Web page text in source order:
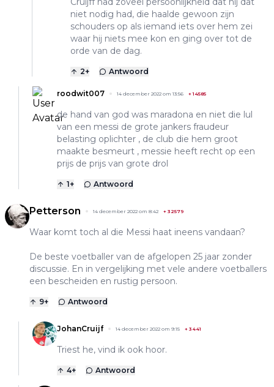
niet nodig had, die haalde gewoon zijn
schouders op als iemand iets over hem zei
waar hij niets mee kon en ging over tot de
orde van de dag.
2+ Antwoord
roodwit007 14 december 2022 om 13:56 +14585
de hand van god was maradona en niet die lul
van een messi de grote jankers fraudeur
belasting oplichter , de club die hem groot
maakte besmeurt , messie heeft recht op een
prijs de prijs van grote drol
1+ Antwoord
Petterson 14 december 2022 om 8:42 + 32579
Waar komt toch al die Messi haat ineens vandaan?
De beste voetballer van de afgelopen 25 jaar zonder
discussie. En in vergelijking met vele andere voetballers
een bescheiden en rustig persoon.
9+ Antwoord
JohanCruijf 14 december 2022 om 9:15 + 3441
Triest he, vind ik ook hoor.
4+ Antwoord